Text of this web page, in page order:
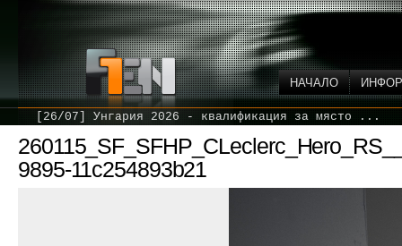
НАЧАЛО
[26/07] Унгария 2026 - квалификация за място ...
9895-11c254893b21